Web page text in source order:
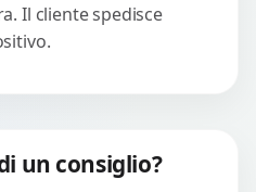
Il cliente spedisce
un consiglio?